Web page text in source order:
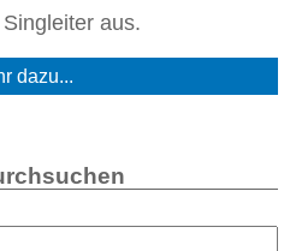
aus.
dazu...